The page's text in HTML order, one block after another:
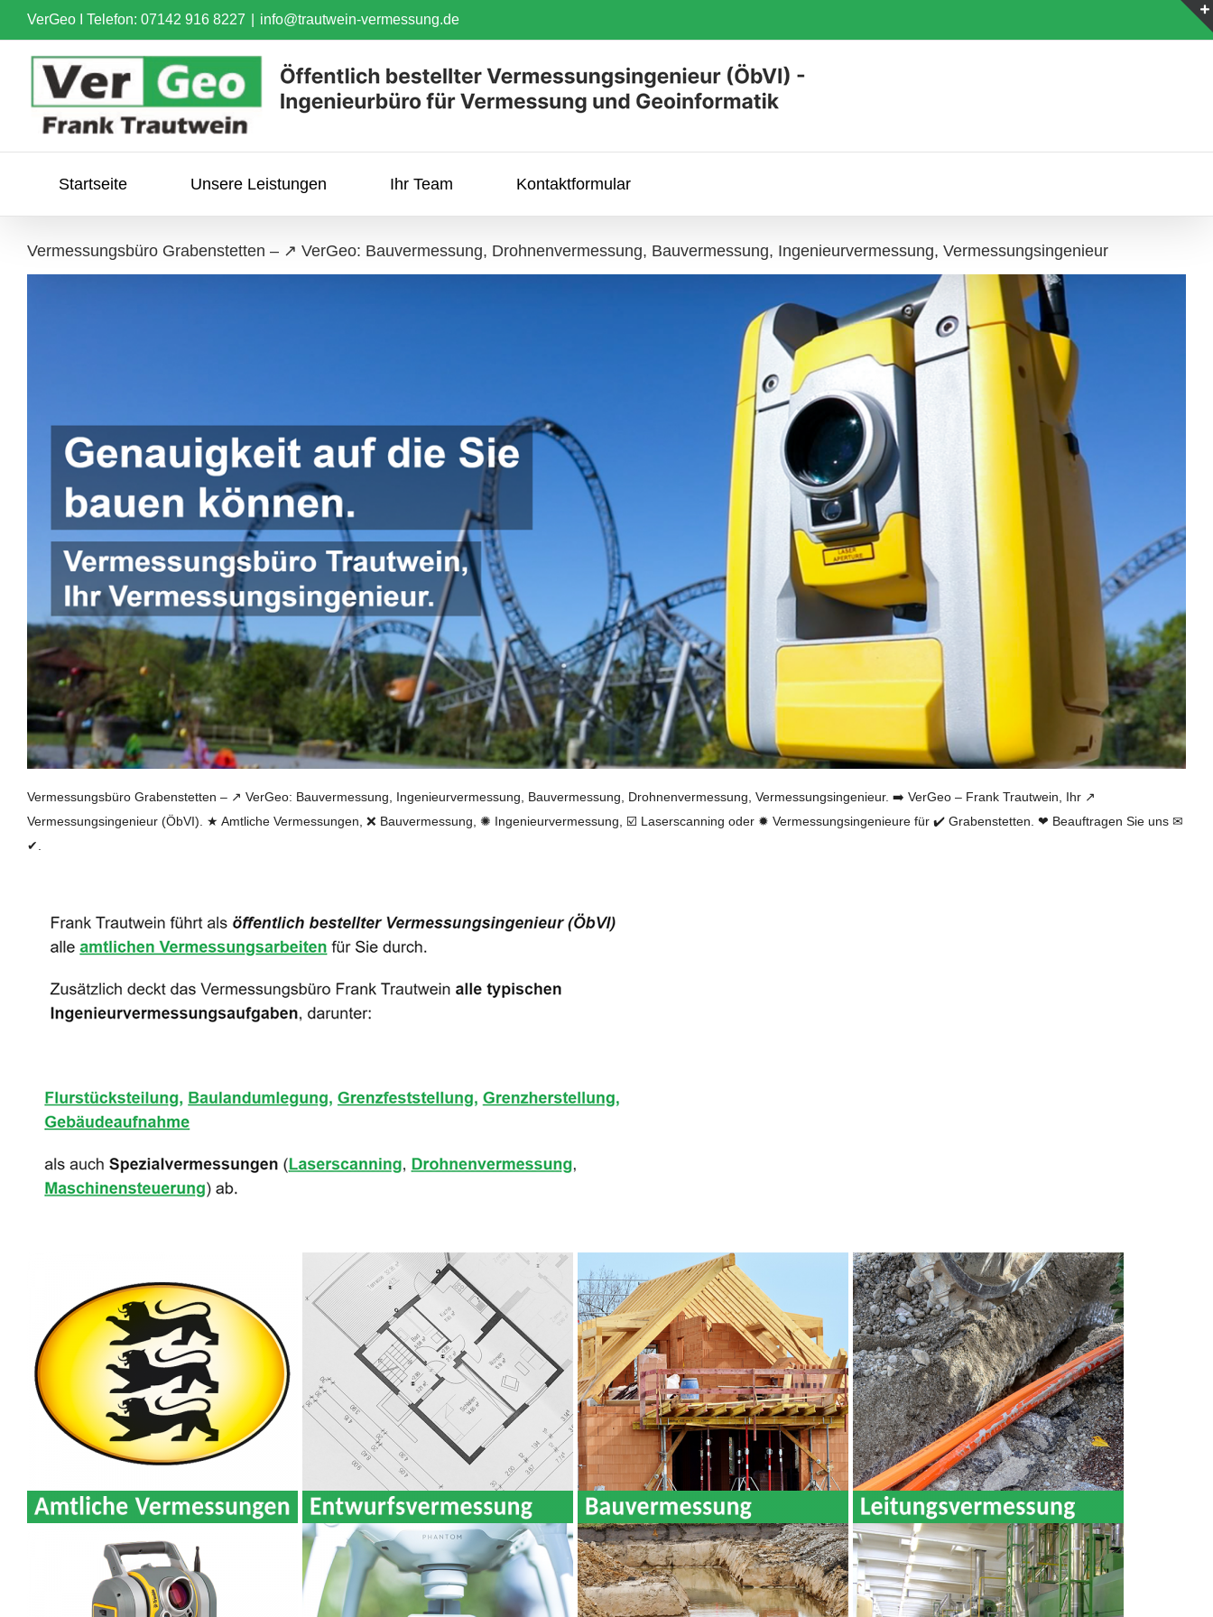
Skip
to
content
VerGeo I Telefon: 07142 916 8227 info@trautwein-vermessung.de
Startseite Unsere Leistungen Ihr Team Kontaktformular
Vermessungsbüro Grabenstetten – ↗️ VerGeo: Bauvermessung, Drohnenvermessung, Bauvermessung, Ingenieurvermessung, Vermessungsingenieur
Vermessungsbüro Grabenstetten – ↗️ VerGeo: Bauvermessung, Ingenieurvermessung, Bauvermessung, Drohnenvermessung, Vermessungsingenieur. ➡️ VerGeo – Frank Trautwein, Ihr ↗️
Vermessungsingenieur (ÖbVI). ★ Amtliche Vermessungen, ❌ Bauvermessung, ✺ Ingenieurvermessung, ☑️ Laserscanning oder ✹ Vermessungsingenieure für ✔️ Grabenstetten. ❤ Beauftragen Sie uns ✉
✔.